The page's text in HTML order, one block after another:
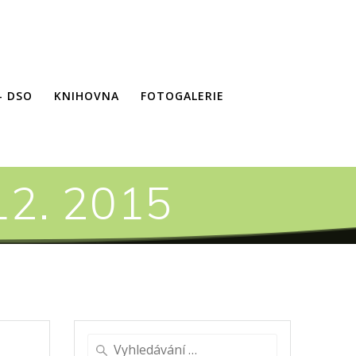
DSO KNIHOVNA FOTOGALERIE
2015
Vyhledat: